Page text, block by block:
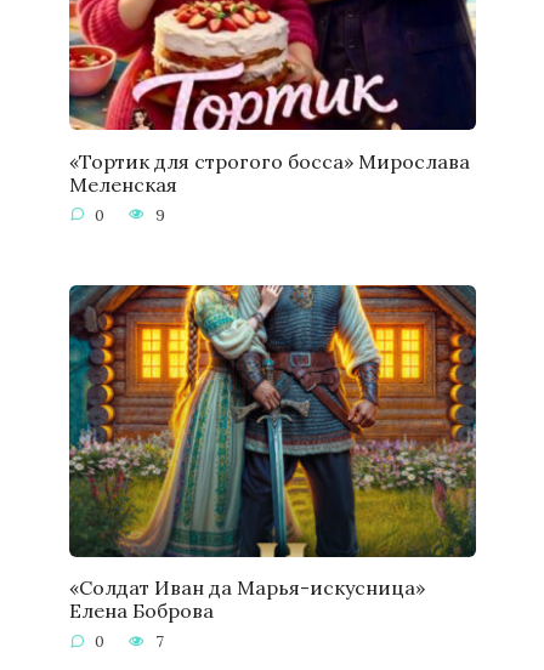
«Тортик для строгого босса» Мирослава
Меленская
0 9
«Солдат Иван да Марья-искусница»
Елена Боброва
0 7